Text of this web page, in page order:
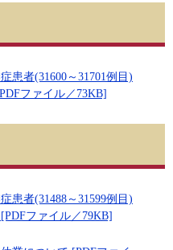
患者(31600～31701例目)
ファイル／73KB]
患者(31488～31599例目)
ファイル／79KB]